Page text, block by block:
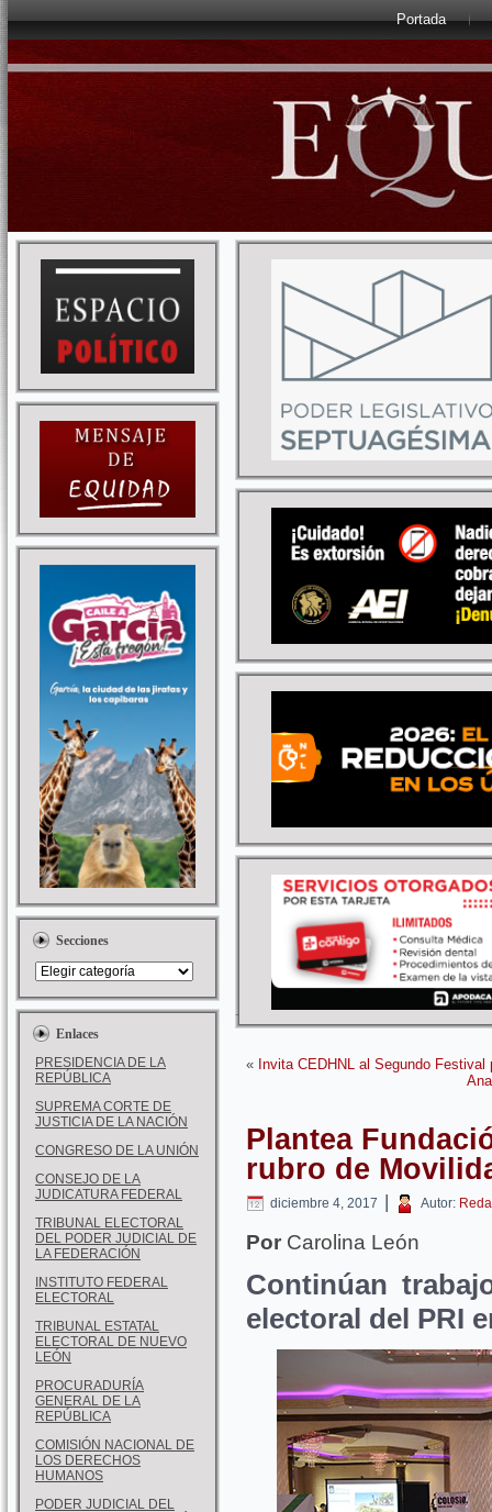
Portada
Secciones
Enlaces
PRESIDENCIA DE LA
REPÚBLICA
SUPREMA CORTE DE
JUSTICIA DE LA NACIÓN
CONGRESO DE LA UNIÓN
CONSEJO DE LA
JUDICATURA FEDERAL
TRIBUNAL ELECTORAL
DEL PODER JUDICIAL DE
LA FEDERACIÓN
INSTITUTO FEDERAL
ELECTORAL
TRIBUNAL ESTATAL
ELECTORAL DE NUEVO
LEÓN
PROCURADURÍA
GENERAL DE LA
REPÚBLICA
COMISIÓN NACIONAL DE
LOS DERECHOS
HUMANOS
PODER JUDICIAL DEL
« Invita CEDHNL al Segundo
Plantea
rubro de
diciembre 4, 2017 | Autor:
Por Carolina León
Continúan
electoral del PRI